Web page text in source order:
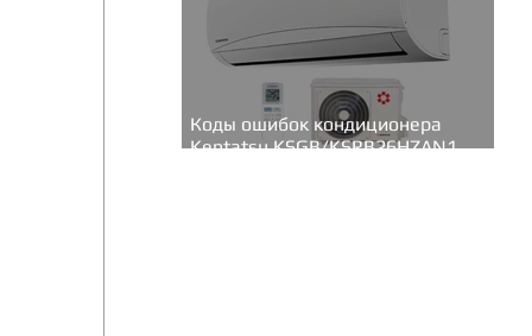
Коды ошибок кондиционера
Kentatsu KSGB/KSRB26HZAN1